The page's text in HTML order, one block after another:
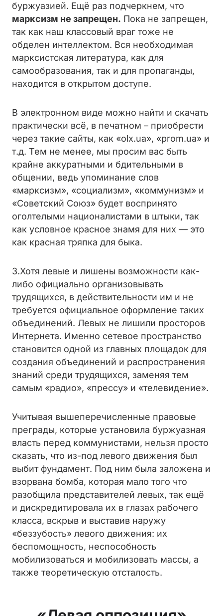
буржуазией. Ещё раз подчеркнем, что
марксизм не запрещен. Пока не запрещен,
так как наш классовый враг тоже не
обделен интеллектом. Вся необходимая
марксистская литература, как для
самообразования, так и для пропаганды,
находится в открытом доступе.
В электронном виде можно найти и скачать
практически всё, в печатном – приобрести
через такие сайты, как «olx.ua», «prom.ua» и
т.д. Тем не менее, мы просим вас быть
крайне аккуратными и бдительными в
общении, ведь упоминание слов
«марксизм», «социализм», «коммунизм» и
«Советский Союз» будет воспринято
оголтелыми националистами в штыки, так
как условное красное знамя для них — это
как красная тряпка для быка.
3.Хотя левые и лишены возможности как-
либо официально организовывать
трудящихся, в действительности им и не
требуется официальное оформление таких
объединений. Левых не лишили просторов
Интернета. Именно сетевое пространство
становится одной из главных площадок для
создания объединений и распространения
знаний среди трудящихся, заменяя тем
самым «радио», «прессу» и «телевидение».
Учитывая вышеперечисленные правовые
преграды, которые установила буржуазная
власть перед коммунистами, нельзя просто
сказать, что из-под левого движения был
выбит фундамент. Под ним была заложена и
взорвана бомба, которая мало того что
разобщила представителей левых, так ещё
и дискредитировала их в глазах рабочего
класса, вскрыв и выставив наружу
«беззубость» левого движения: их
беспомощность, неспособность
мобилизоваться и мобилизовать массы, а
также теоретическую отсталость.